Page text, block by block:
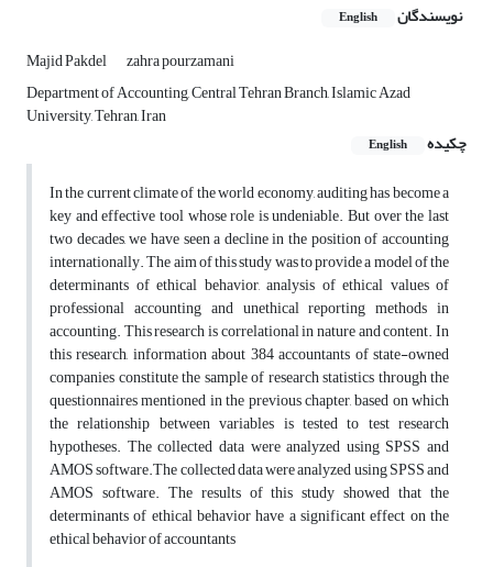
نویسندگان English
Majid Pakdel
zahra pourzamani
Department of Accounting, Central Tehran Branch, Islamic Azad
University, Tehran, Iran
چکیده
English
In the current climate of the world economy, auditing has become a
key and effective tool whose role is undeniable. But over the last
two decades, we have seen a decline in the position of accounting
internationally. The aim of this study was to provide a model of the
determinants of ethical behavior, analysis of ethical values of
professional accounting and unethical reporting methods in
accounting. This research is correlational in nature and content. In
this research, information about 384 accountants of state-owned
companies constitute the sample of research statistics through the
questionnaires mentioned in the previous chapter, based on which
the relationship between variables is tested to test research
hypotheses. The collected data were analyzed using SPSS and
AMOS software.The collected data were analyzed using SPSS and
AMOS software. The results of this study showed that the
determinants of ethical behavior have a significant effect on the
ethical behavior of accountants